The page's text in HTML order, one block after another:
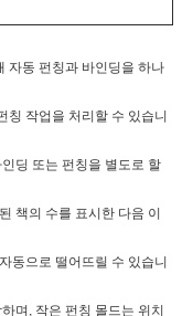
자동 펀칭과 바인딩을 하나
칭 작업을 처리할 수 있습니
딩 또는 펀칭을 별도로 할
책의 수를 표시한 다음 이
동으로 떨어뜨릴 수 있습니
며, 작은 펀칭 몰드는 위치